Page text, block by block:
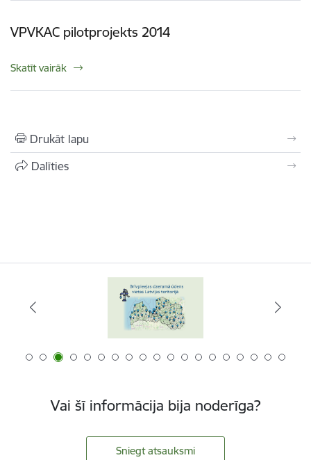
VPVKAC pilotprojekts 2014
Skatīt vairāk
Drukāt lapu
Dalīties
Vai šī informācija bija noderīga?
Sniegt atsauksmi